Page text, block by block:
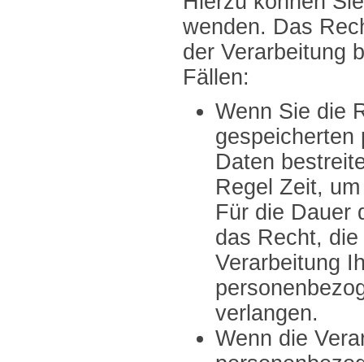
wenden. Das
der Verarbeitung
Fällen:
Wenn Sie die
gespeicherten
Daten
Regel Zeit,
Für die Dauer
das Recht,
Verarbeitung
verlangen.
Wenn die